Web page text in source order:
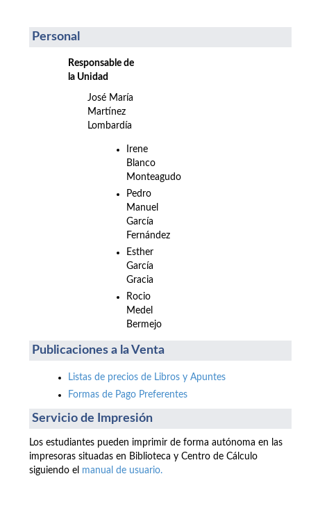
Personal
Responsable de
la Unidad
José María
Martínez
Lombardía
Irene
Blanco
Monteagudo
Pedro
Manuel
García
Fernández
Esther
García
Gracia
Rocio
Medel
Bermejo
Publicaciones a la Venta
Listas de precios de Libros y Apuntes
Formas de Pago Preferentes
Servicio de Impresión
Los estudiantes pueden imprimir de forma autónoma en las
impresoras situadas en Biblioteca y Centro de Cálculo
siguiendo el manual de usuario.